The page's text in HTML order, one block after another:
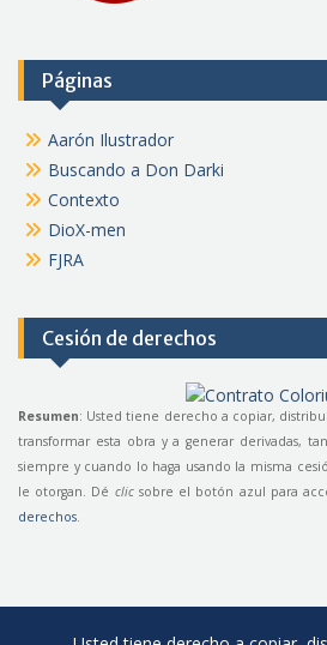
Páginas
Aarón Ilustrador
Buscando a Don Darki
Contexto
DioX-men
FJRA
Cesión de derechos
Resumen: Usted tiene derecho a copiar,
transformar esta obra y a generar derivadas,
siempre y cuando lo haga usando la misma
le otorgan. Dé clicsobre el botón azul para
derechos